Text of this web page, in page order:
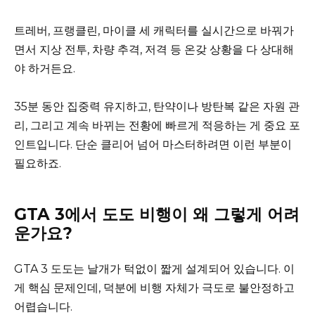
트레버, 프랭클린, 마이클 세 캐릭터를 실시간으로 바꿔가
면서 지상 전투, 차량 추격, 저격 등 온갖 상황을 다 상대해
야 하거든요.
35분 동안 집중력 유지하고, 탄약이나 방탄복 같은 자원 관
리, 그리고 계속 바뀌는 전황에 빠르게 적응하는 게 중요 포
인트입니다. 단순 클리어 넘어 마스터하려면 이런 부분이
필요하죠.
GTA 3에서 도도 비행이 왜 그렇게 어려
운가요?
GTA 3 도도는 날개가 턱없이 짧게 설계되어 있습니다. 이
게 핵심 문제인데, 덕분에 비행 자체가 극도로 불안정하고
어렵습니다.